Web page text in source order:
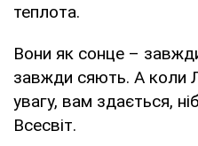
теплота.
Вони як сонце –
завжди сяють. А коли
увагу, вам здається,
Всесвіт.